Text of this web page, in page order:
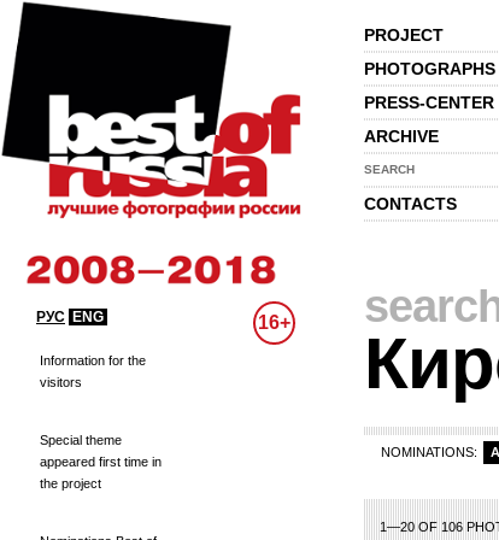
PROJECT
PHOTOGRAPHS
PRESS-CENTER
ARCHIVE
SEARCH
CONTACTS
РУС ENG 16+
Information for the
visitors
Special theme
appeared first time in
the project
NOMINATIONS:
1—20 OF 106